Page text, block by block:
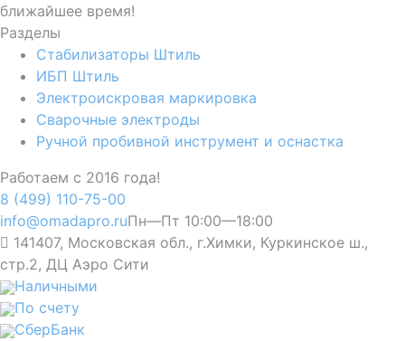
ближайшее время!
Разделы
Стабилизаторы Штиль
ИБП Штиль
Электроискровая маркировка
Сварочные электроды
Ручной пробивной инструмент и оснастка
Работаем с 2016 года!
8 (499) 110-75-00
info@omadapro.ruПн—Пт 10:00—18:00
141407, Московская обл., г.Химки, Куркинское ш.,
стр.2, ДЦ Аэро Сити
Наличными
По счету
СберБанк